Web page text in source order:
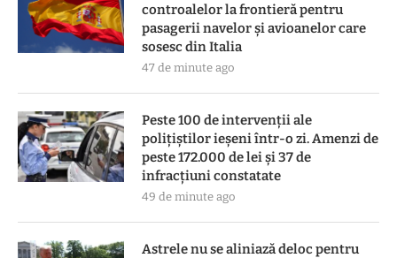
controalelor la frontieră pentru
pasagerii navelor și avioanelor care
sosesc din Italia
47 de minute ago
Peste 100 de intervenții ale
polițiștilor ieșeni într-o zi. Amenzi de
peste 172.000 de lei și 37 de
infracțiuni constatate
49 de minute ago
Astrele nu se aliniază deloc pentru